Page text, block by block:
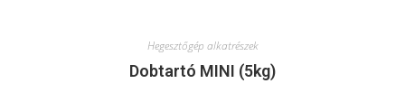
Hegesztőgép alkatrészek
Dobtartó MINI (5kg)